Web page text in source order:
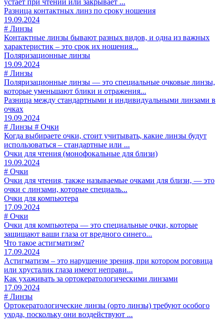
Разница контактных линз по сроку ношения
19.09.2024
# Линзы
Контактные линзы бывают разных видов, и одна из важных
характеристик – это срок их ношения...
Поляризационные линзы
19.09.2024
# Линзы
Поляризационные линзы — это специальные очковые линзы,
которые уменьшают блики и отражения...
Разница между стандартными и индивидуальными линзами в
очках
19.09.2024
# Линзы # Очки
Когда выбираете очки, стоит учитывать, какие линзы будут
использоваться – стандартные или ...
Очки для чтения (монофокальные для близи)
19.09.2024
# Очки
Очки для чтения, также называемые очками для близи, — это
очки с линзами, которые специаль...
Очки для компьютера
17.09.2024
# Очки
Очки для компьютера — это специальные очки, которые
защищают ваши глаза от вредного синего...
Что такое астигматизм?
17.09.2024
Астигматизм – это нарушение зрения, при котором роговица
или хрусталик глаза имеют неправи...
Как ухаживать за ортокератологическими линзами
17.09.2024
# Линзы
Ортокератологические линзы (орто линзы) требуют особого
ухода, поскольку они воздействуют ...